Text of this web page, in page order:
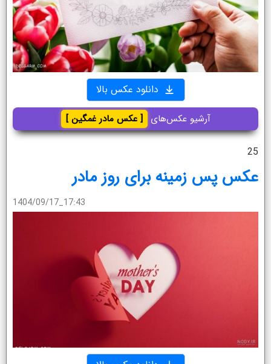
دانلود عکس بالا
آرشیو عکس‌های [ عکس مادر غمگین ]
25
عکس پس زمینه برای روز مادر
1404/09/17_17:43